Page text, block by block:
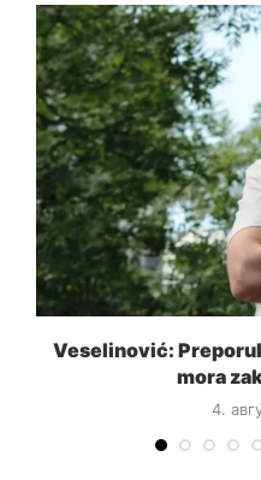
Veselinović:
mora
4.